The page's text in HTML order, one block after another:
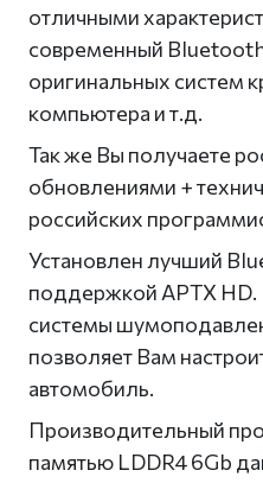
отличными
современный
оригинальных систем
компьютера и т.д.
Так же Вы получаете
обновлениями +
российских
Установлен лучший
поддержкой APTX
системы
позволяет Вам
автомобиль.
Производительный
памятью LDDR4 6Gb